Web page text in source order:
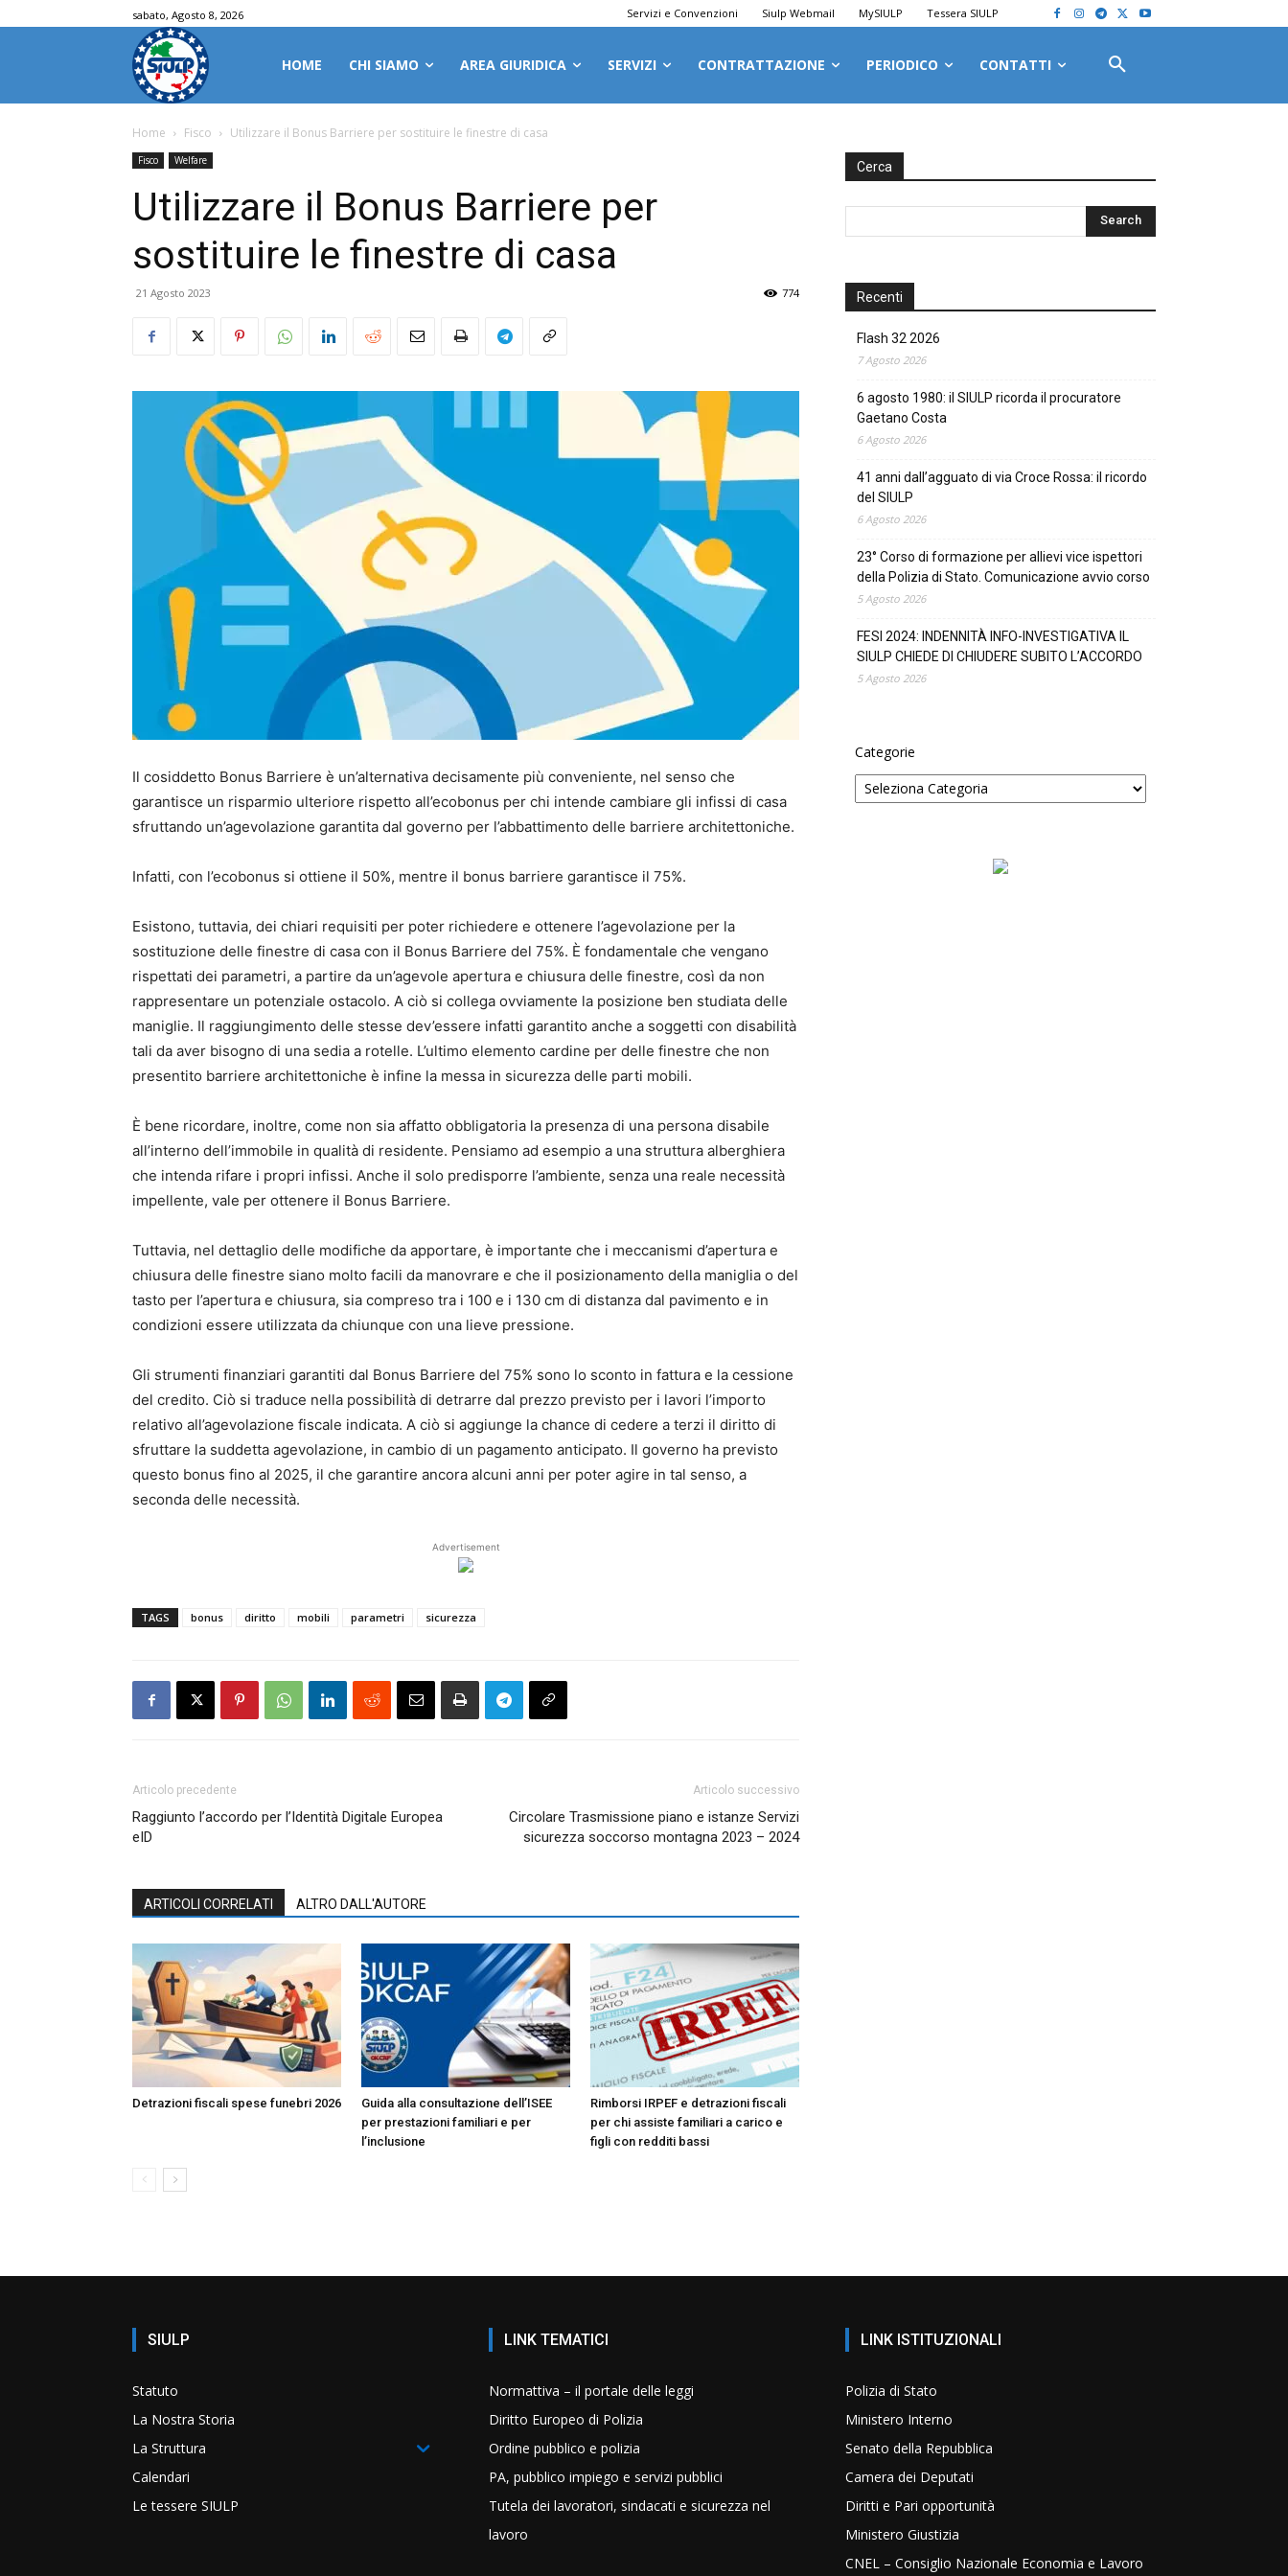
sabato, Agosto 8, 2026 Servizi e Convenzioni Siulp Webmail MySIULP Tessera SIULP
HOME CHI SIAMO AREA GIURIDICA SERVIZI CONTRATTAZIONE PERIODICO CONTATTI
Home Fisco Utilizzare il Bonus Barriere per sostituire le finestre di casa
Fisco Welfare
Utilizzare il Bonus Barriere per
sostituire le finestre di casa
21 Agosto 2023 774
Il cosiddetto Bonus Barriere è un’alternativa decisamente più conveniente, nel senso che
garantisce un risparmio ulteriore rispetto all’ecobonus per chi intende cambiare gli infissi di casa
sfruttando un’agevolazione garantita dal governo per l’abbattimento delle barriere architettoniche.
Infatti, con l’ecobonus si ottiene il 50%, mentre il bonus barriere garantisce il 75%.
Esistono, tuttavia, dei chiari requisiti per poter richiedere e ottenere l’agevolazione per la
sostituzione delle finestre di casa con il Bonus Barriere del 75%. È fondamentale che vengano
rispettati dei parametri, a partire da un’agevole apertura e chiusura delle finestre, così da non
rappresentare un potenziale ostacolo. A ciò si collega ovviamente la posizione ben studiata delle
maniglie. Il raggiungimento delle stesse dev’essere infatti garantito anche a soggetti con disabilità
tali da aver bisogno di una sedia a rotelle. L’ultimo elemento cardine per delle finestre che non
presentito barriere architettoniche è infine la messa in sicurezza delle parti mobili.
È bene ricordare, inoltre, come non sia affatto obbligatoria la presenza di una persona disabile
all’interno dell’immobile in qualità di residente. Pensiamo ad esempio a una struttura alberghiera
che intenda rifare i propri infissi. Anche il solo predisporre l’ambiente, senza una reale necessità
impellente, vale per ottenere il Bonus Barriere.
Tuttavia, nel dettaglio delle modifiche da apportare, è importante che i meccanismi d’apertura e
chiusura delle finestre siano molto facili da manovrare e che il posizionamento della maniglia o del
tasto per l’apertura e chiusura, sia compreso tra i 100 e i 130 cm di distanza dal pavimento e in
condizioni essere utilizzata da chiunque con una lieve pressione.
Gli strumenti finanziari garantiti dal Bonus Barriere del 75% sono lo sconto in fattura e la cessione
del credito. Ciò si traduce nella possibilità di detrarre dal prezzo previsto per i lavori l’importo
relativo all’agevolazione fiscale indicata. A ciò si aggiunge la chance di cedere a terzi il diritto di
sfruttare la suddetta agevolazione, in cambio di un pagamento anticipato. Il governo ha previsto
questo bonus fino al 2025, il che garantire ancora alcuni anni per poter agire in tal senso, a
seconda delle necessità.
Advertisement
TAGS bonus diritto mobili parametri sicurezza
Articolo precedente
Raggiunto l’accordo per l’Identità Digitale Europea
eID
Articolo successivo
Circolare Trasmissione piano e istanze Servizi
sicurezza soccorso montagna 2023 – 2024
ARTICOLI CORRELATI ALTRO DALL'AUTORE
Detrazioni fiscali spese funebri 2026
Guida alla consultazione dell’ISEE
per prestazioni familiari e per
l’inclusione
Rimborsi IRPEF e detrazioni fiscali
per chi assiste familiari a carico e
figli con redditi bassi
Cerca
Recenti
Flash 32 2026
7 Agosto 2026
6 agosto 1980: il SIULP ricorda il procuratore
Gaetano Costa
6 Agosto 2026
41 anni dall’agguato di via Croce Rossa: il ricordo
del SIULP
6 Agosto 2026
23° Corso di formazione per allievi vice ispettori
della Polizia di Stato. Comunicazione avvio corso
5 Agosto 2026
FESI 2024: INDENNITÀ INFO-INVESTIGATIVA IL
SIULP CHIEDE DI CHIUDERE SUBITO L’ACCORDO
5 Agosto 2026
Categorie
SIULP
Statuto
La Nostra Storia
La Struttura
Calendari
Le tessere SIULP
LINK TEMATICI
Normattiva – il portale delle leggi
Diritto Europeo di Polizia
Ordine pubblico e polizia
PA, pubblico impiego e servizi pubblici
Tutela dei lavoratori, sindacati e sicurezza nel
lavoro
LINK ISTITUZIONALI
Polizia di Stato
Ministero Interno
Senato della Repubblica
Camera dei Deputati
Diritti e Pari opportunità
Ministero Giustizia
CNEL – Consiglio Nazionale Economia e Lavoro